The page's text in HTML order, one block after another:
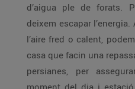
d’aigua ple de forats.
deixem escapar
l’aire fred o calent,
casa que facin una
persianes, per
moment del dia i